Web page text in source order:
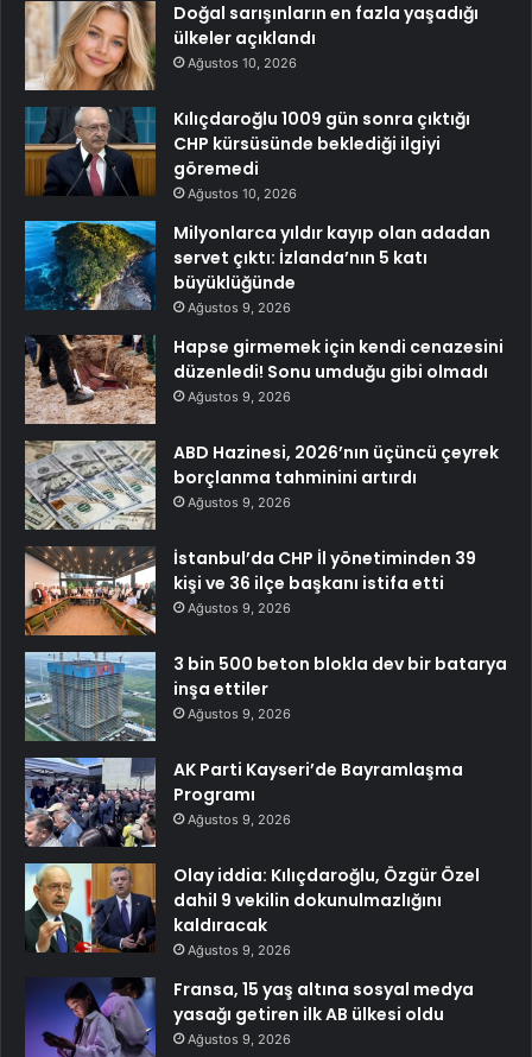
Doğal sarışınların en fazla yaşadığı
ülkeler açıklandı
Ağustos 10, 2026
Kılıçdaroğlu 1009 gün sonra çıktığı
CHP kürsüsünde beklediği ilgiyi
göremedi
Ağustos 10, 2026
Milyonlarca yıldır kayıp olan adadan
servet çıktı: İzlanda’nın 5 katı
büyüklüğünde
Ağustos 9, 2026
Hapse girmemek için kendi cenazesini
düzenledi! Sonu umduğu gibi olmadı
Ağustos 9, 2026
ABD Hazinesi, 2026’nın üçüncü çeyrek
borçlanma tahminini artırdı
Ağustos 9, 2026
İstanbul’da CHP İl yönetiminden 39
kişi ve 36 ilçe başkanı istifa etti
Ağustos 9, 2026
3 bin 500 beton blokla dev bir batarya
inşa ettiler
Ağustos 9, 2026
AK Parti Kayseri’de Bayramlaşma
Programı
Ağustos 9, 2026
Olay iddia: Kılıçdaroğlu, Özgür Özel
dahil 9 vekilin dokunulmazlığını
kaldıracak
Ağustos 9, 2026
Fransa, 15 yaş altına sosyal medya
yasağı getiren ilk AB ülkesi oldu
Ağustos 9, 2026